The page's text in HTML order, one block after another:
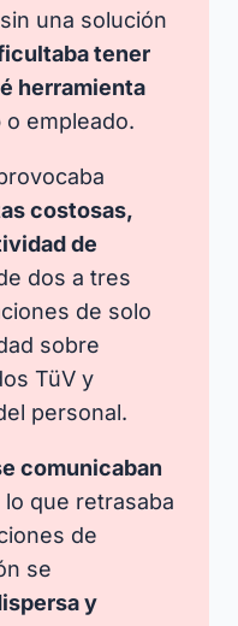
una solución
tener
herramienta
o empleado.​
costosas,
de
dos a tres
de solo
sobre
TüV y
personal.​
comunicaban
lo que retrasaba
de
se
y